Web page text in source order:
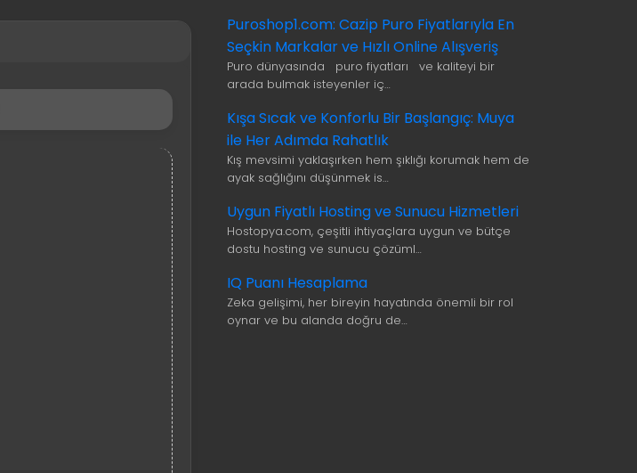
Puroshop1.com: Cazip Puro Fiyatlarıyla En
Seçkin Markalar ve Hızlı Online Alışveriş
Puro dünyasında puro fiyatları ve kaliteyi bir
arada bulmak isteyenler iç…
Kışa Sıcak ve Konforlu Bir Başlangıç: Muya
ile Her Adımda Rahatlık
Kış mevsimi yaklaşırken hem şıklığı korumak hem de
ayak sağlığını düşünmek is…
Uygun Fiyatlı Hosting ve Sunucu Hizmetleri
Hostopya.com, çeşitli ihtiyaçlara uygun ve bütçe
dostu hosting ve sunucu çözüml…
IQ Puanı Hesaplama
Zeka gelişimi, her bireyin hayatında önemli bir rol
oynar ve bu alanda doğru de…